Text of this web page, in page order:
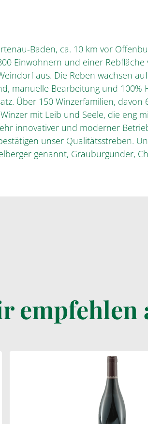
Baden, ca. 10 km vor
Einwohnern und einer
aus. Die Reben wachsen
manuelle Bearbeitung und 100%
Über 150 Winzerfamilien,
mit Leib und Seele, die eng
innovativer und moderner
unser Qualitätsstreben.
genannt, Grauburgunder,